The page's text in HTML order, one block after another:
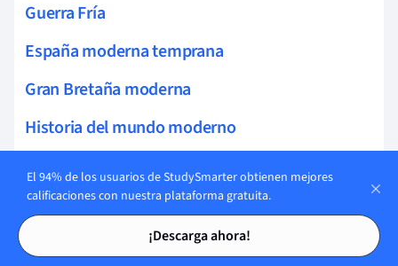
Tarjetas de estudio
Tarjetas de estudio
Guerra Fría
España moderna temprana
Gran Bretaña moderna
Historia del mundo moderno
Historia antigua
Alemania Occidental
El 94% de los usuarios de StudySmarter obtienen mejores
calificaciones con nuestra plataforma gratuita.
¡Descarga ahora!